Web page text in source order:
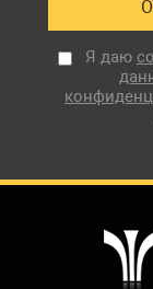
Я даю